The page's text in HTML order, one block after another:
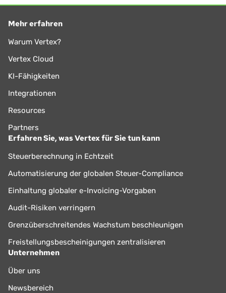
Mehr erfahren
Warum Vertex?
Vertex Cloud
KI-Fähigkeiten
Integrationen
Resources
Partners
Erfahren Sie, was Vertex für Sie tun kann
Steuerberechnung in Echtzeit
Automatisierung der globalen Steuer-Compliance
Einhaltung globaler e-Invoicing-Vorgaben
Audit-Risiken verringern
Grenzüberschreitendes Wachstum beschleunigen
Freistellungsbescheinigungen zentralisieren
Unternehmen
Über uns
Newsbereich